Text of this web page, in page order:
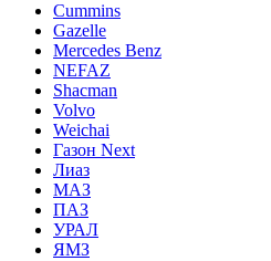
Cummins
Gazelle
Mercedes Benz
NEFAZ
Shacman
Volvo
Weichai
Газон Next
Лиаз
МАЗ
ПАЗ
УРАЛ
ЯМЗ